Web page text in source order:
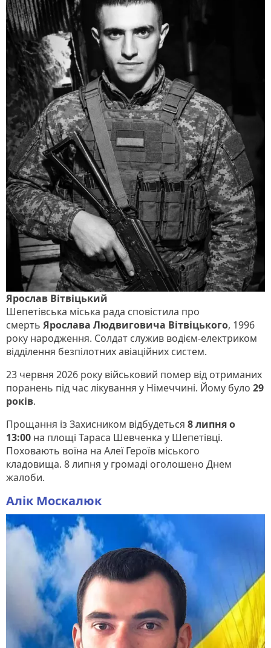
Ярослав Вітвіцький
Шепетівська міська рада сповістила про
смерть Ярослава Людвиговича Вітвіцького, 1996
року народження. Солдат служив водієм-електриком
відділення безпілотних авіаційних систем.
23 червня 2026 року військовий помер від отриманих
поранень під час лікування у Німеччині. Йому було 29
років.
Прощання із Захисником відбудеться 8 липня о
13:00 на площі Тараса Шевченка у Шепетівці.
Поховають воїна на Алеї Героїв міського
кладовища. 8 липня у громаді оголошено Днем
жалоби.
Алік Москалюк